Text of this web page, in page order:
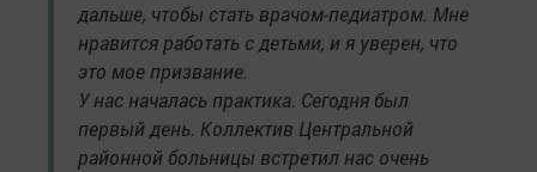
дальше, чтобы стать врачом-педиатром. Мне
нравится работать с детьми, и я уверен, что
это мое призвание.
У нас началась практика. Сегодня был
первый день. Коллектив Центральной
районной больницы встретил нас очень